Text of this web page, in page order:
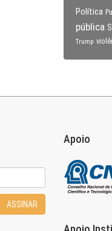
Política
pública
Trump
ASSINAR
Apoio